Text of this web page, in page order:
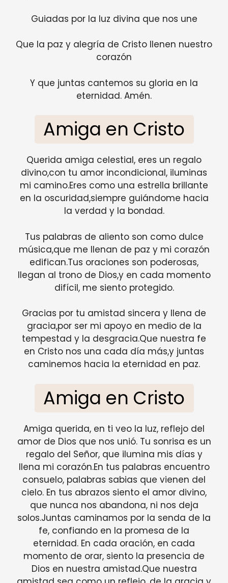
Guiadas por la luz divina que nos une
Que la paz y alegría de Cristo llenen nuestro
corazón
Y que juntas cantemos su gloria en la
eternidad. Amén.
Amiga en Cristo
Querida amiga celestial, eres un regalo
divino,con tu amor incondicional, iluminas
mi camino.Eres como una estrella brillante
en la oscuridad,siempre guiándome hacia
la verdad y la bondad.
Tus palabras de aliento son como dulce
música,que me llenan de paz y mi corazón
edifican.Tus oraciones son poderosas,
llegan al trono de Dios,y en cada momento
difícil, me siento protegido.
Gracias por tu amistad sincera y llena de
gracia,por ser mi apoyo en medio de la
tempestad y la desgracia.Que nuestra fe
en Cristo nos una cada día más,y juntas
caminemos hacia la eternidad en paz.
Amiga en Cristo
Amiga querida, en ti veo la luz, reflejo del
amor de Dios que nos unió. Tu sonrisa es un
regalo del Señor, que ilumina mis días y
llena mi corazón.En tus palabras encuentro
consuelo, palabras sabias que vienen del
cielo. En tus abrazos siento el amor divino,
que nunca nos abandona, ni nos deja
solos.Juntas caminamos por la senda de la
fe, confiando en la promesa de la
eternidad. En cada oración, en cada
momento de orar, siento la presencia de
Dios en nuestra amistad.Que nuestra